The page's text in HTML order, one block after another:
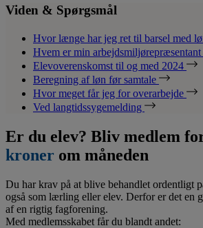
Viden & Spørgsmål
Hvor længe har jeg ret til barsel med
Hvem er min arbejdsmiljørepræsentant
Elevoverenskomst til og med 2024
Beregning af løn før samtale
Hvor meget får jeg for overarbejde
Ved langtidssygemelding
Er du elev? Bliv medlem
kroner om måneden
Du har krav på at blive behandlet ordentligt
også som lærling eller elev. Derfor er det en
af en rigtig fagforening.
Med medlemsskabet får du blandt andet: